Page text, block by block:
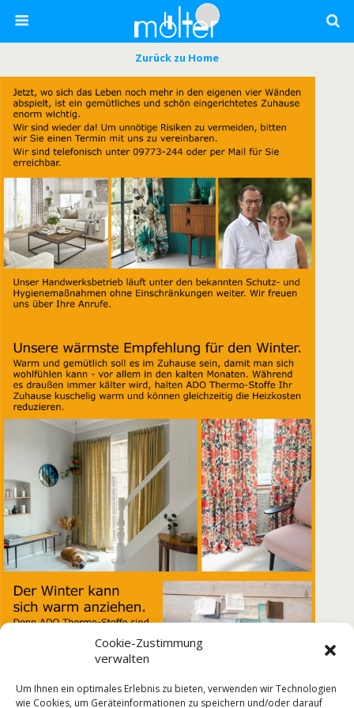
Cookie-Zustimmung
verwalten
Um Ihnen ein optimales Erlebnis zu bieten, verwenden wir Technologien
wie Cookies, um Geräteinformationen zu speichern und/oder darauf
Zurück zu Home